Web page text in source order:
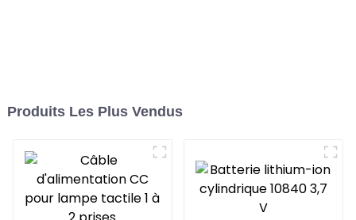
Produits Les Plus Vendus